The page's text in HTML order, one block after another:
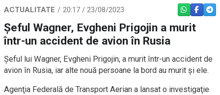
ACTUALITATE 20:17 / 23/08/2023 WHATSAPP
Șeful Wagner, Evgheni Prigojin a murit
într-un accident de avion în Rusia
Șeful lui Wagner, Evgheni Prigojin, a murit într-un accident de
avion în Rusia, iar alte nouă persoane la bord au murit și ele.
Agenţia Federală de Transport Aerian a lansat o investigaţie